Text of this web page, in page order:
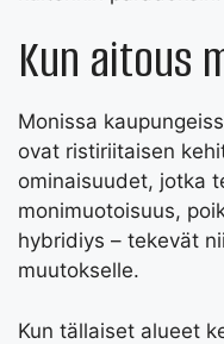
Kun aitous
Monissa
ovat ristiriitaisen
ominaisuudet, jotka
monimuotoisuus,
hybridiys – tekevät
muutokselle.
Kun tällaiset alueet